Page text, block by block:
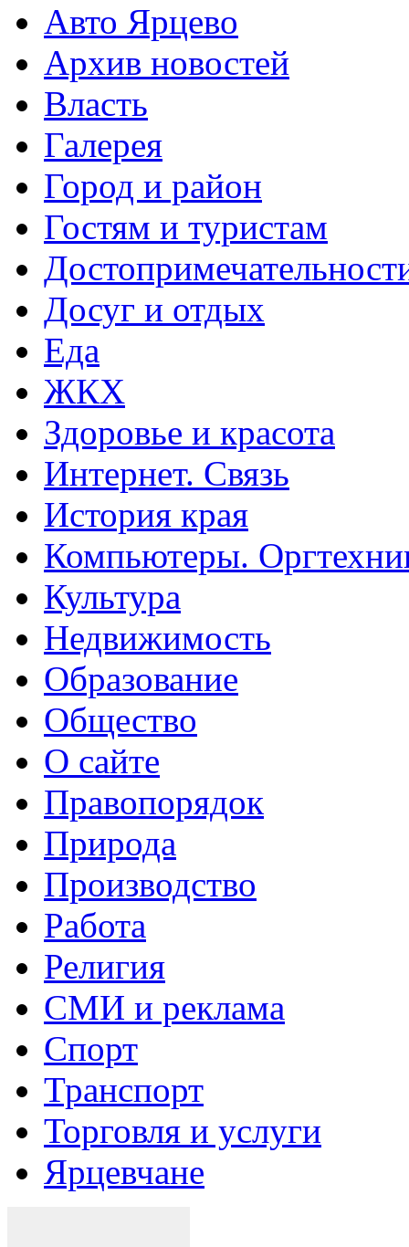
Авто Ярцево
Архив новостей
Власть
Галерея
Город и район
Гостям и туристам
Досуг и отдых
Еда
ЖКХ
Здоровье и красота
Интернет. Связь
История края
Компьютеры.
Культура
Недвижимость
Образование
Общество
О сайте
Правопорядок
Природа
Производство
Работа
Религия
СМИ и реклама
Спорт
Транспорт
Торговля и услуги
Ярцевчане